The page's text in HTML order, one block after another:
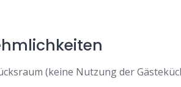
(keine Nutzung der